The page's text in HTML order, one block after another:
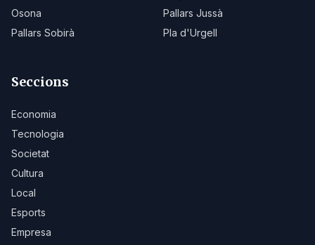
Osona
Pallars Jussà
Pallars Sobirà
Pla d'Urgell
Seccions
Economia
Tecnologia
Societat
Cultura
Local
Esports
Empresa